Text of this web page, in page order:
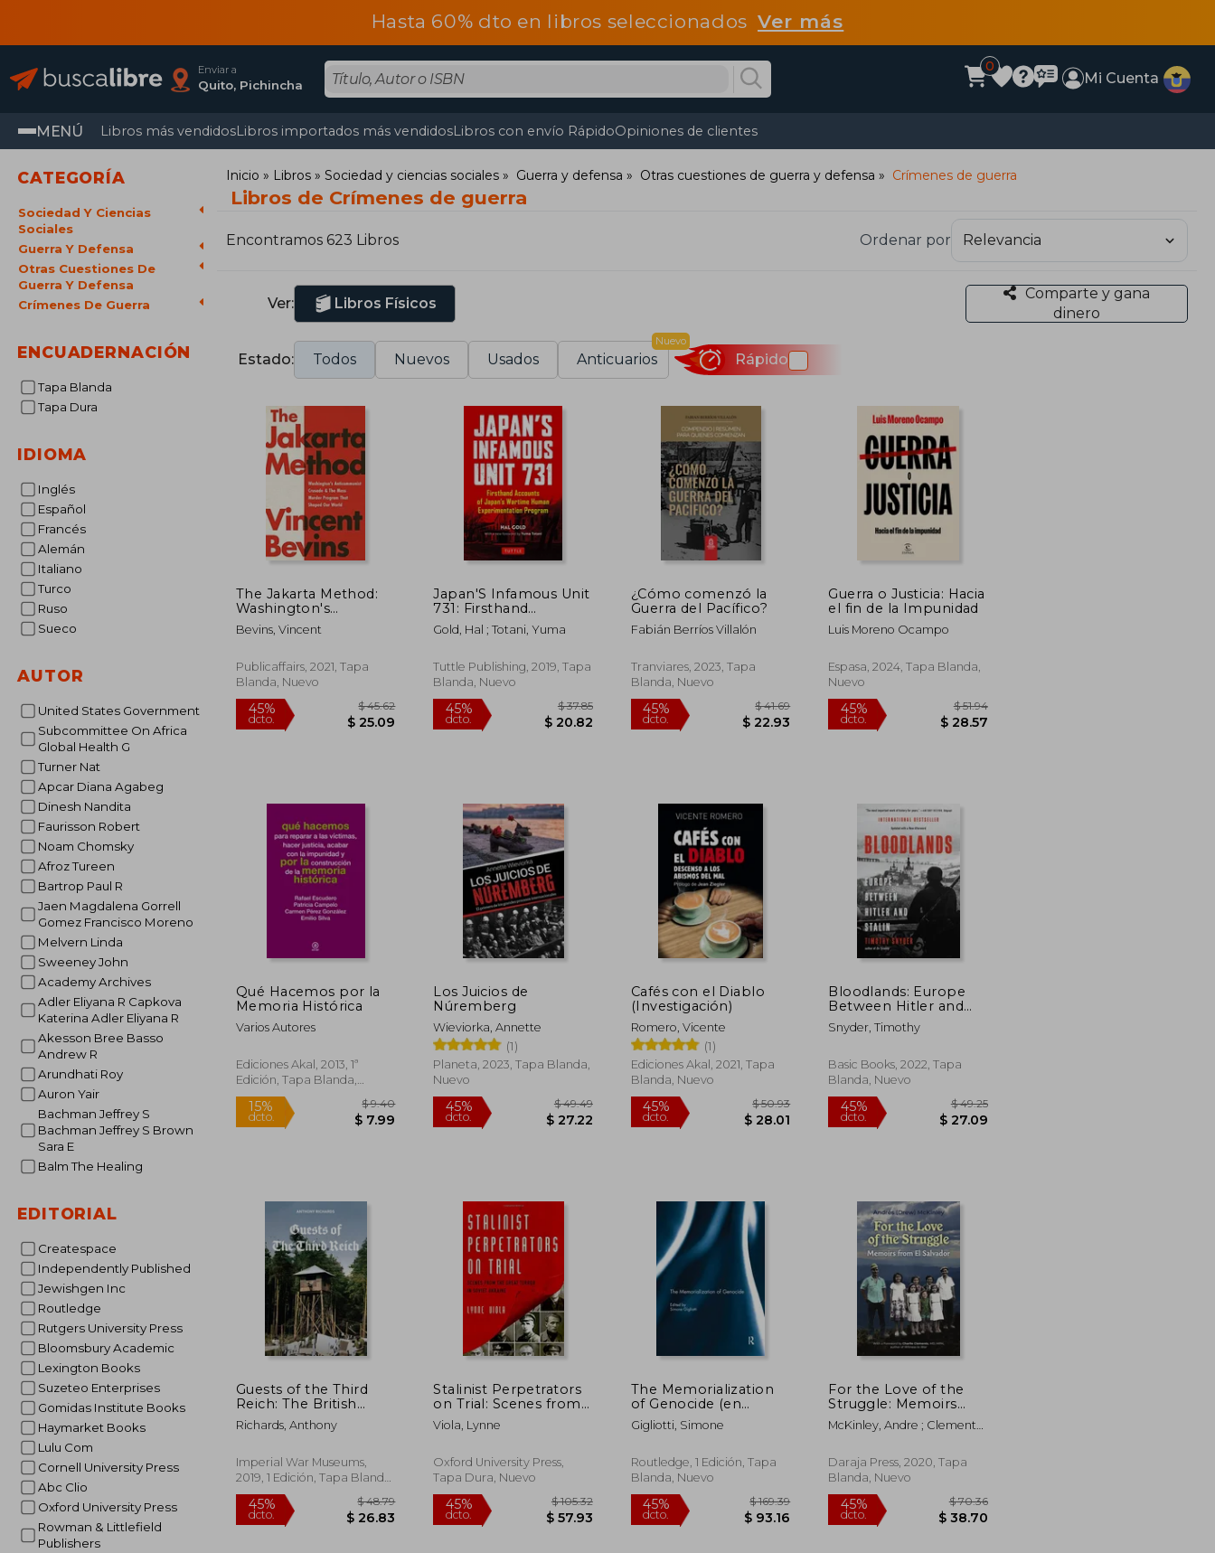
Hasta 60% dto en libros seleccionadosVer más
Enviar a
Quito, Pichincha
0
Mi Cuenta
MENÚ Libros más vendidosLibros importados más vendidosLibros con envío RápidoOpiniones de clientes
CATEGORÍA
Sociedad Y Ciencias
Sociales
Guerra Y Defensa
Otras Cuestiones De
Guerra Y Defensa
Crímenes De Guerra
ENCUADERNACIÓN
Tapa Blanda
Tapa Dura
IDIOMA
Inglés
Español
Francés
Alemán
Italiano
Turco
Ruso
Sueco
AUTOR
United States Government
Subcommittee On Africa
Global Health G
Turner Nat
Apcar Diana Agabeg
Dinesh Nandita
Faurisson Robert
Noam Chomsky
Afroz Tureen
Bartrop Paul R
Jaen Magdalena Gorrell
Gomez Francisco Moreno
Melvern Linda
Sweeney John
Academy Archives
Adler Eliyana R Capkova
Katerina Adler Eliyana R
Akesson Bree Basso
Andrew R
Arundhati Roy
Auron Yair
Bachman Jeffrey S
Bachman Jeffrey S Brown
Sara E
Balm The Healing
EDITORIAL
Createspace
Independently Published
Jewishgen Inc
Routledge
Rutgers University Press
Bloomsbury Academic
Lexington Books
Suzeteo Enterprises
Gomidas Institute Books
Haymarket Books
Lulu Com
Cornell University Press
Abc Clio
Oxford University Press
Rowman & Littlefield
Publishers
Inicio Libros Sociedad y ciencias sociales Guerra y defensa Otras cuestiones de guerra y defensa Crímenes de guerra
Libros de Crímenes de guerra
Encontramos 623 Libros Ordenar por
Ver: Libros Físicos
Comparte y gana
dinero
Estado: Todos Nuevos Usados Anticuarios
Nuevo
Rápido
The Jakarta Method:
Washington's
Anticommunist
Crusade and the Mass
Shaped our World
[Soft Cover ] (en
Bevins, Vincent
Publicaffairs, 2021, Tapa
Blanda, Nuevo
Japan'S Infamous Unit
731: Firsthand
Accounts of Japan'S
Wartime Human
Program (Tuttle
Classics) (en Inglés)
Gold, Hal ; Totani, Yuma
Tuttle Publishing, 2019, Tapa
Blanda, Nuevo
$ 20.82
¿Cómo comenzó la
Guerra del Pacífico?
Fabián Berríos Villalón
Tranviares, 2023, Tapa
Blanda, Nuevo
$ 22.93
Guerra o Justicia: Hacia
el fin de la Impunidad
Luis Moreno Ocampo
Espasa, 2024, Tapa Blanda,
Nuevo
Qué Hacemos por la
Memoria Histórica
Varios Autores
Ediciones Akal, 2013, 1ª
Edición, Tapa Blanda,
Nuevo
15%
dcto.
Los Juicios de
Núremberg
Wieviorka, Annette
(1)
Planeta, 2023, Tapa Blanda,
Nuevo
45%
dcto.
Cafés con el Diablo
(Investigación)
Romero, Vicente
(1)
Ediciones Akal, 2021, Tapa
Blanda, Nuevo
45%
dcto.
$ 50.93
$ 28.01
Bloodlands: Europe
Between Hitler and
Stalin (en Inglés)
Snyder, Timothy
Basic Books, 2022, Tapa
Blanda, Nuevo
45%
dcto.
Guests of the Third
Reich: The British
Prisoner of War
Experience in
(en Inglés)
Richards, Anthony
Imperial War Museums,
2019, 1 Edición, Tapa Blanda,
Nuevo
Stalinist Perpetrators
on Trial: Scenes from
the Great Terror in
Soviet Ukraine (en
Viola, Lynne
Oxford University Press,
Tapa Dura, Nuevo
The Memorialization
of Genocide (en
Inglés)
Gigliotti, Simone
Routledge, 1 Edición, Tapa
Blanda, Nuevo
For the Love of the
Struggle: Memoirs
From el Salvador (en
Inglés)
McKinley, Andre ; Clements,
Daraja Press, 2020, Tapa
Blanda, Nuevo